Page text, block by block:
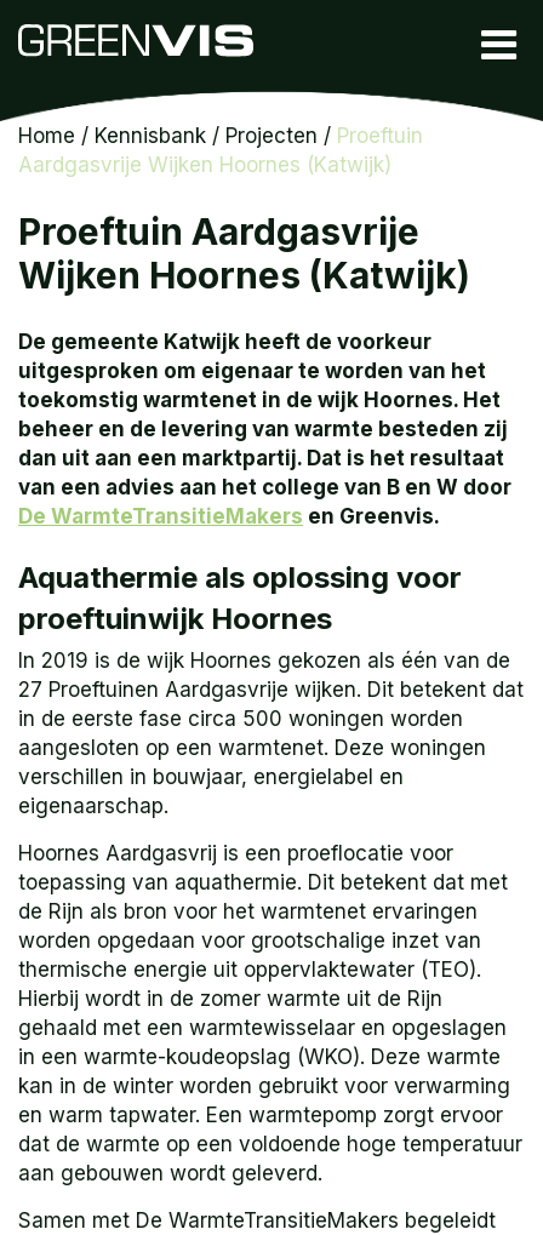
Home / Kennisbank / Projecten / Proeftuin
Aardgasvrije Wijken Hoornes (Katwijk)
Proeftuin Aardgasvrije
Wijken Hoornes (Katwijk)
De gemeente Katwijk heeft de voorkeur
uitgesproken om eigenaar te worden van het
toekomstig warmtenet in de wijk Hoornes. Het
beheer en de levering van warmte besteden zij
dan uit aan een marktpartij. Dat is het resultaat
van een advies aan het college van B en W door
De WarmteTransitieMakers en Greenvis.
Aquathermie als oplossing voor
proeftuinwijk Hoornes
In 2019 is de wijk Hoornes gekozen als één van de
27 Proeftuinen Aardgasvrije wijken. Dit betekent dat
in de eerste fase circa 500 woningen worden
aangesloten op een warmtenet. Deze woningen
verschillen in bouwjaar, energielabel en
eigenaarschap.
Hoornes Aardgasvrij is een proeflocatie voor
toepassing van aquathermie. Dit betekent dat met
de Rijn als bron voor het warmtenet ervaringen
worden opgedaan voor grootschalige inzet van
thermische energie uit oppervlaktewater (TEO).
Hierbij wordt in de zomer warmte uit de Rijn
gehaald met een warmtewisselaar en opgeslagen
in een warmte-koudeopslag (WKO). Deze warmte
kan in de winter worden gebruikt voor verwarming
en warm tapwater. Een warmtepomp zorgt ervoor
dat de warmte op een voldoende hoge temperatuur
aan gebouwen wordt geleverd.
Samen met De WarmteTransitieMakers begeleidt